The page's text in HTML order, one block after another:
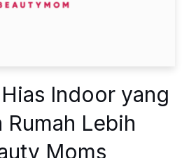
Indoor yang
Rumah Lebih
Moms